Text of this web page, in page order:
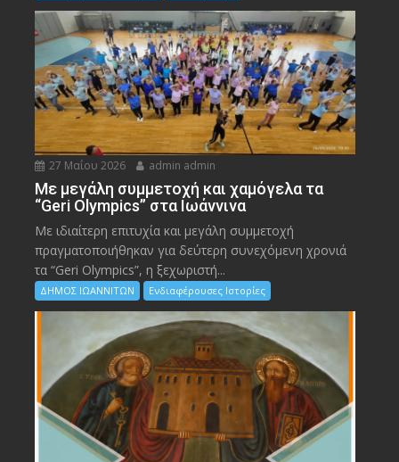
27 Μαΐου 2026 admin admin
Με μεγάλη συμμετοχή και χαμόγελα τα
“Geri Olympics” στα Ιωάννινα
Με ιδιαίτερη επιτυχία και μεγάλη συμμετοχή
πραγματοποιήθηκαν για δεύτερη συνεχόμενη χρονιά
τα “Geri Olympics”, η ξεχωριστή...
ΔΗΜΟΣ ΙΩΑΝΝΙΤΩΝ Ενδιαφέρουσες Ιστορίες